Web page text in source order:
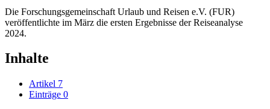
Die Forschungsgemeinschaft Urlaub und Reisen e.V. (FUR)
veröffentlichte im März die ersten Ergebnisse der Reiseanalyse
2024.
Inhalte
Artikel 7
Einträge 0